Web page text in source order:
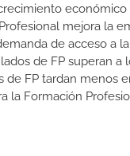
económico
mejora la
de acceso a
de FP superan
de FP tardan menos
la Formación